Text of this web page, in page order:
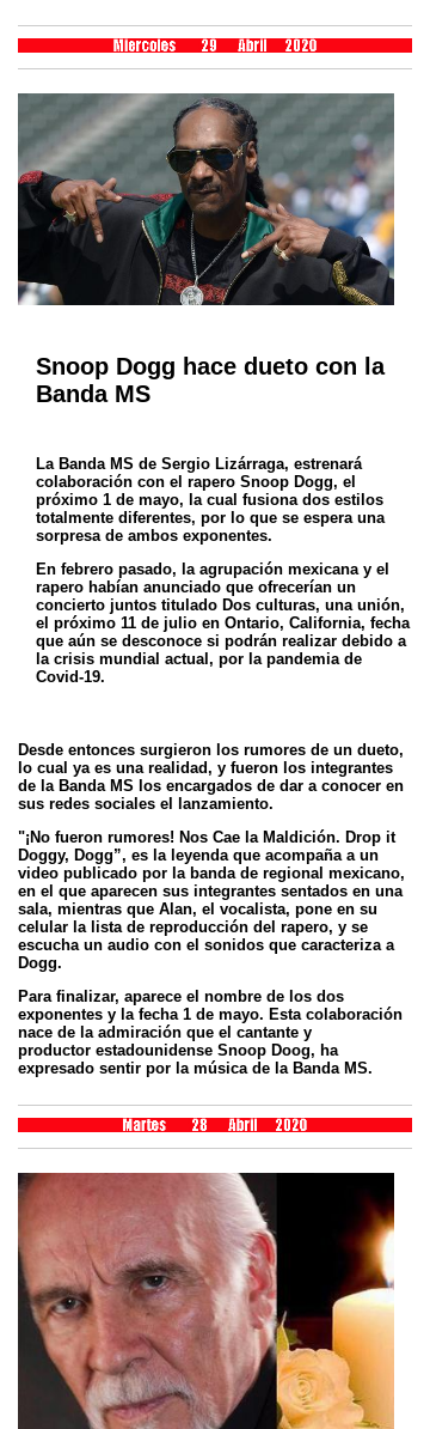
Snoop Dogg hace dueto con la
Banda MS
La Banda MS de Sergio Lizárraga, estrenará
colaboración con el rapero Snoop Dogg, el
próximo 1 de mayo, la cual fusiona dos estilos
totalmente diferentes, por lo que se espera una
sorpresa de ambos exponentes.
En febrero pasado, la agrupación mexicana y el
rapero habían anunciado que ofrecerían un
concierto juntos titulado Dos culturas, una unión,
el próximo 11 de julio en Ontario, California, fecha
que aún se desconoce si podrán realizar debido a
la crisis mundial actual, por la pandemia de
Covid-19.
Desde entonces surgieron los rumores de un dueto,
lo cual ya es una realidad, y fueron los integrantes
de la Banda MS los encargados de dar a conocer en
sus redes sociales el lanzamiento.
"¡No fueron rumores! Nos Cae la Maldición. Drop it
Doggy, Dogg”, es la leyenda que acompaña a un
video publicado por la banda de regional mexicano,
en el que aparecen sus integrantes sentados en una
sala, mientras que Alan, el vocalista, pone en su
celular la lista de reproducción del rapero, y se
escucha un audio con el sonidos que caracteriza a
Dogg.
Para finalizar, aparece el nombre de los dos
exponentes y la fecha 1 de mayo. Esta colaboración
nace de la admiración que el cantante y
productor estadounidense Snoop Doog, ha
expresado sentir por la música de la Banda MS.